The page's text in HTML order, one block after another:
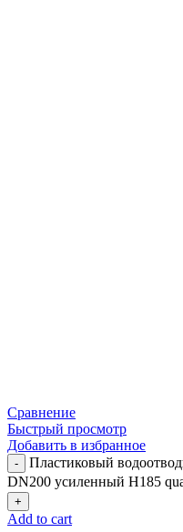
Сравнение
Быстрый просмотр
Добавить в избранное
Пластиковый
DN200 усиленный H185
Add to cart